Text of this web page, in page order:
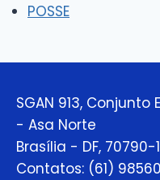
POSSE
SGAN 913,
- Asa Norte
Brasília - DF, 70790-
Contatos: (61)